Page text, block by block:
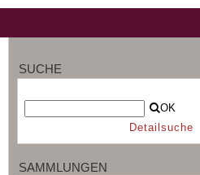
SUCHE
OK
Detailsuche
SAMMLUNGEN